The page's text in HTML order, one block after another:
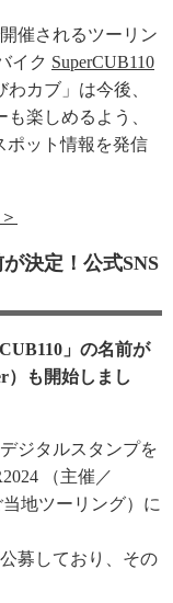
催されるツーリン
イク SuperCUB110
カブ」は今後、
楽しめるよう、
ポット情報を発信
決定！公式SNS
」の名前が
）も開始しまし
ジタルスタンプを
（主催／
地ツーリング）に
募しており、その